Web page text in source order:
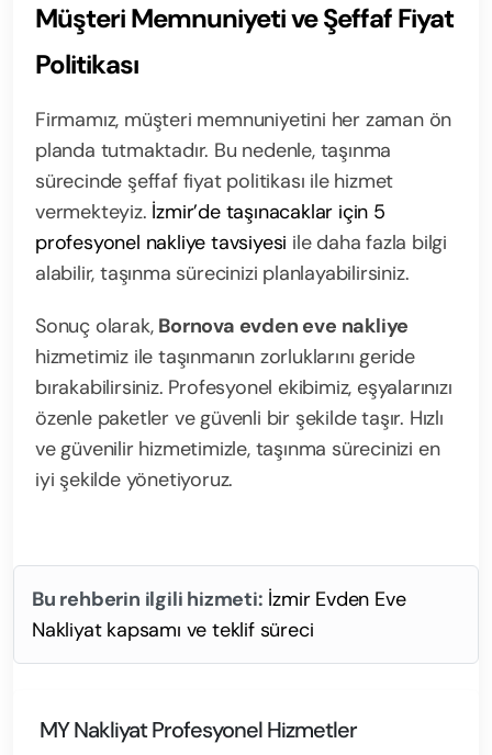
Müşteri Memnuniyeti ve Şeffaf Fiyat
Politikası
Firmamız, müşteri memnuniyetini her zaman ön
planda tutmaktadır. Bu nedenle, taşınma
sürecinde şeffaf fiyat politikası ile hizmet
vermekteyiz. İzmir’de taşınacaklar için 5
profesyonel nakliye tavsiyesi ile daha fazla bilgi
alabilir, taşınma sürecinizi planlayabilirsiniz.
Sonuç olarak, Bornova evden eve nakliye
hizmetimiz ile taşınmanın zorluklarını geride
bırakabilirsiniz. Profesyonel ekibimiz, eşyalarınızı
özenle paketler ve güvenli bir şekilde taşır. Hızlı
ve güvenilir hizmetimizle, taşınma sürecinizi en
iyi şekilde yönetiyoruz.
Bu rehberin ilgili hizmeti: İzmir Evden Eve
Nakliyat kapsamı ve teklif süreci
MY Nakliyat Profesyonel Hizmetler